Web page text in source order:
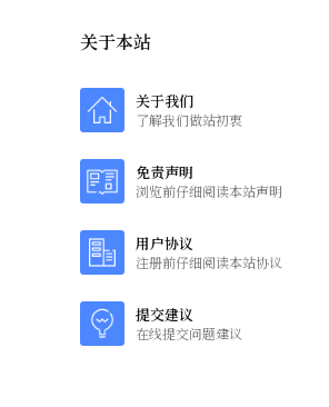
关于本站
关于我们
了解我们做站初衷
免责声明
浏览前仔细阅读本站声明
用户协议
注册前仔细阅读本站协议
提交建议
在线提交问题建议